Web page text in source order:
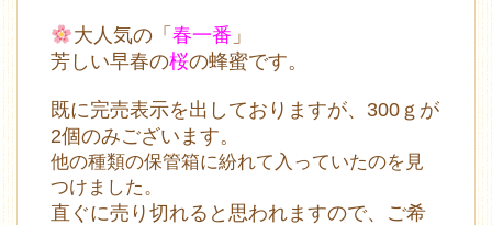
大人気の「 春一番 」
芳しい早春の桜の蜂蜜です。
既に完売表示を出しておりますが、300ｇが
2個のみございます。
他の種類の保管箱に紛れて入っていたのを見
つけました。
直ぐに売り切れると思われますので、ご希